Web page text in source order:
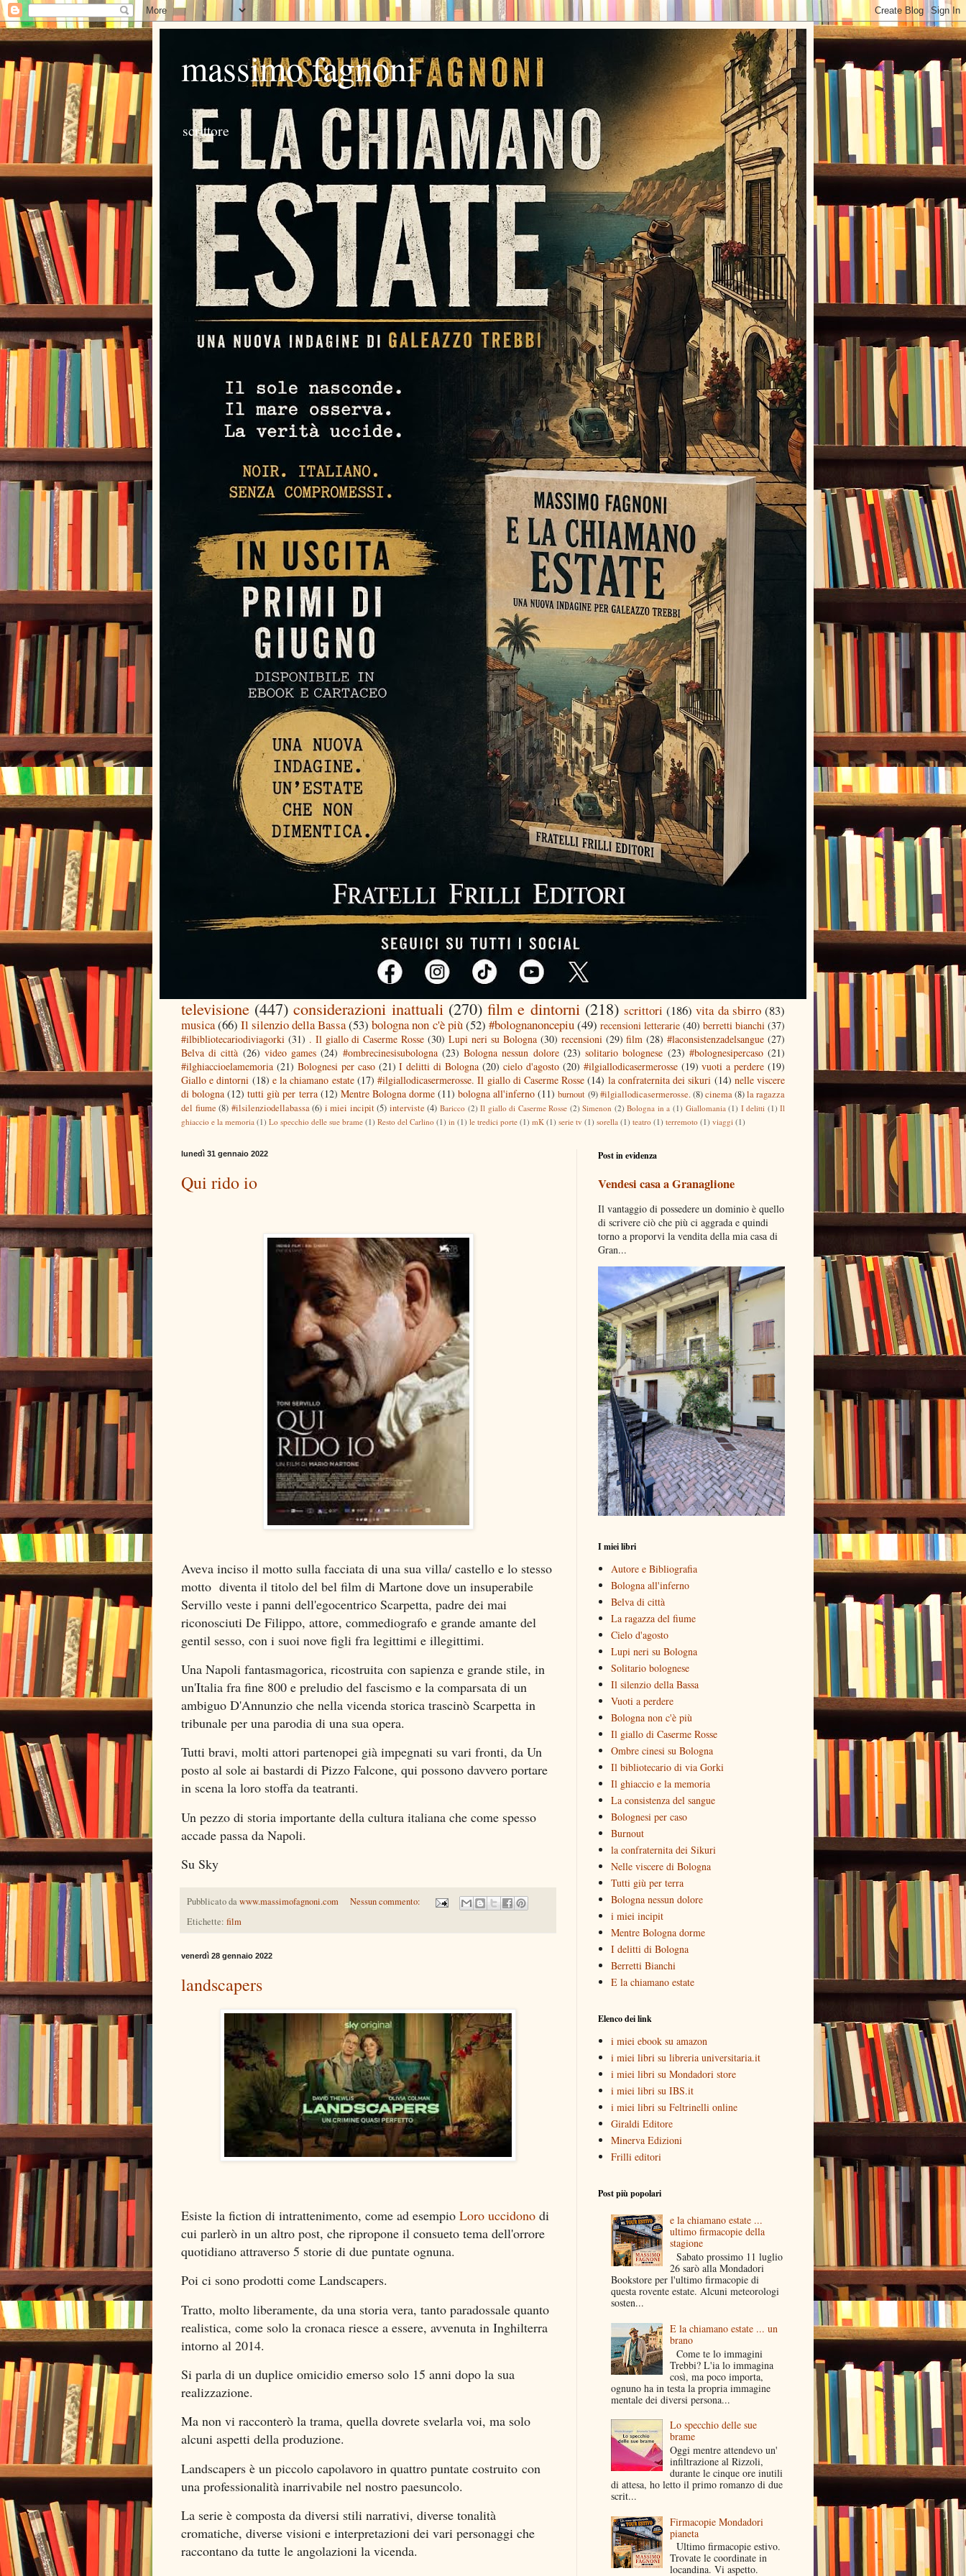
massimo fagnoni
scrittore
televisione (447) considerazioni inattuali (270) film e dintorni (218) scrittori (186) vita da sbirro (83)
musica(66) Il silenzio della Bassa(53) bologna non c'è più(52) #bolognanoncepiu(49) recensioni letterarie (40) berretti bianchi (37)
#ilbibliotecariodiviagorki (31) . Il giallo di Caserme Rosse (30) Lupi neri su Bologna (30) recensioni (29) film (28) #laconsistenzadelsangue (27)
Belva di città (26) video games (24) #ombrecinesisubologna (23) Bologna nessun dolore (23) solitario bolognese (23) #bolognesipercaso (21)
#ilghiaccioelamemoria (21) Bolognesi per caso (21) I delitti di Bologna (20) cielo d'agosto (20) #ilgiallodicasermerosse (19) vuoti a perdere (19)
Giallo e dintorni (18) e la chiamano estate (17) #ilgiallodicasermerosse. Il giallo di Caserme Rosse (14) la confraternita dei sikuri (14) nelle viscere
di bologna (12) tutti giù per terra (12) Mentre Bologna dorme (11) bologna all'inferno (11) burnout (9) #ilgiallodicasermerosse. (8)cinema(8)la ragazza
del fiume (8) #ilsilenziodellabassa (6) i miei incipit (5) interviste (4) Baricco (2) Il giallo di Caserme Rosse (2) Simenon (2) Bologna in a (1) Giallomania (1) I delitti (1) Il
ghiaccio e la memoria (1) Lo specchio delle sue brame (1) Resto del Carlino (1) in (1) le tredici porte (1) mK (1) serie tv (1) sorella (1) teatro (1) terremoto (1) viaggi (1)
lunedì 31 gennaio 2022
Qui rido io
Aveva inciso il motto sulla facciata di una sua villa/ castello e lo stesso
motto diventa il titolo del bel film di Martone dove un insuperabile
Servillo veste i panni dell'egocentrico Scarpetta, padre dei mai
riconosciuti De Filippo, attore, commediografo e grande amante del
gentil sesso, con i suoi nove figli fra legittimi e illegittimi.
Una Napoli fantasmagorica, ricostruita con sapienza e grande stile, in
un'Italia fra fine 800 e preludio del fascismo e la comparsata di un
ambiguo D'Annunzio che nella vicenda storica trascinò Scarpetta in
tribunale per una parodia di una sua opera.
Tutti bravi, molti attori partenopei già impegnati su vari fronti, da Un
posto al sole ai bastardi di Pizzo Falcone, qui possono davvero portare
in scena la loro stoffa da teatranti.
Un pezzo di storia importante della cultura italiana che come spesso
accade passa da Napoli.
Su Sky
Pubblicato dawww.massimofagnoni.com
Nessun commento:
Etichette: film
venerdì 28 gennaio 2022
landscapers
Esiste la fiction di intrattenimento, come ad esempio Loro uccidono di
cui parlerò in un altro post, che ripropone il consueto tema dell'orrore
quotidiano attraverso 5 storie di due puntate ognuna.
Poi ci sono prodotti come Landscapers.
Tratto, molto liberamente, da una storia vera, tanto paradossale quanto
realistica, come solo la cronaca riesce a essere, avvenuta in Inghilterra
intorno al 2014.
Si parla di un duplice omicidio emerso solo 15 anni dopo la sua
realizzazione.
Ma non vi racconterò la trama, quella dovrete svelarla voi, ma solo
alcuni aspetti della produzione.
Landscapers è un piccolo capolavoro in quattro puntate costruito con
una professionalità inarrivabile nel nostro paesuncolo.
La serie è composta da diversi stili narrativi, diverse tonalità
cromatiche, diverse visioni e interpretazioni dei vari personaggi che
raccontano da tutte le angolazioni la vicenda.
Post in evidenza
Vendesi casa a Granaglione
Il vantaggio di possedere un dominio è quello
di scrivere ciò che più ci aggrada e quindi
torno a proporvi la vendita della mia casa di
Gran...
I miei libri
Autore e Bibliografia
Bologna all'inferno
Belva di città
La ragazza del fiume
Cielo d'agosto
Lupi neri su Bologna
Solitario bolognese
Il silenzio della Bassa
Vuoti a perdere
Bologna non c'è più
Il giallo di Caserme Rosse
Ombre cinesi su Bologna
Il bibliotecario di via Gorki
Il ghiaccio e la memoria
La consistenza del sangue
Bolognesi per caso
Burnout
la confraternita dei Sikuri
Nelle viscere di Bologna
Tutti giù per terra
Bologna nessun dolore
i miei incipit
Mentre Bologna dorme
I delitti di Bologna
Berretti Bianchi
E la chiamano estate
Elenco dei link
i miei ebook su amazon
i miei libri su libreria universitaria.it
i miei libri su Mondadori store
i miei libri su IBS.it
i miei libri su Feltrinelli online
Giraldi Editore
Minerva Edizioni
Frilli editori
Post più popolari
e la chiamano estate ...
ultimo firmacopie della
stagione
Sabato prossimo 11 luglio
26 sarò alla Mondadori
Bookstore per l'ultimo firmacopie di
questa rovente estate. Alcuni meteorologi
sosten...
E la chiamano estate ... un
brano
Come te lo immagini
Trebbi? L'ia lo immagina
così, ma poco importa,
ognuno ha in testa la propria immagine
mentale dei diversi persona...
Lo specchio delle sue
brame
Oggi mentre attendevo un'
infiltrazione al Rizzoli,
durante le cinque ore inutili
di attesa, ho letto il primo romanzo di due
scrit...
Firmacopie Mondadori
pianeta
Ultimo firmacopie estivo.
Trovate le coordinate in
locandina. Vi aspetto.